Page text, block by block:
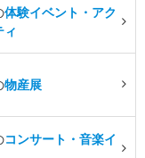
体験イベント・アク
ィ
物産展
コンサート・音楽イ